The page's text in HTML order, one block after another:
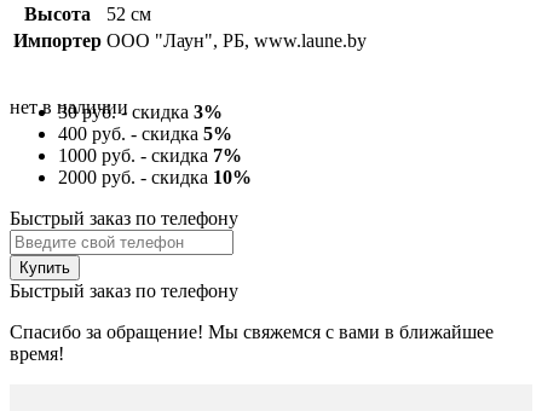
Высота
52 см
Импортер ООО "Лаун", РБ, www.laune.by
нет в наличии
30 руб. - скидка 3%
400 руб. - скидка 5%
1000 руб. - скидка 7%
2000 руб. - скидка 10%
Быстрый заказ по телефону
Быстрый заказ по телефону
Спасибо за обращение! Мы свяжемся с вами в ближайшее
время!